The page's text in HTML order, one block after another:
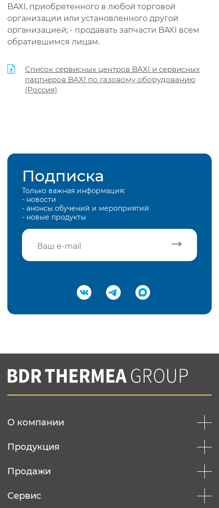
BAXI, приобретенного в любой торговой
организации или установленного другой
организацией; - продавать запчасти BAXI всем
обратившимся лицам.
Список сервисных центров BAXI и сервисных
партнёров BAXI по газовому оборудованию
(Россия)
Подписка
Только важная информация:
- новости
- анонсы обучений и мероприятий
- новые продукты
Подтвердить e-mail
Вы соглашаетесь с нашей политикой
конфеденциальности
О компании
Продукция
Продажи
Сервис